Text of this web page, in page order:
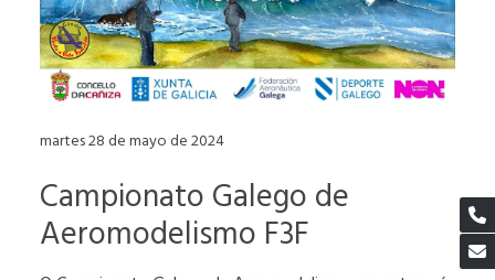
martes 28 de mayo de 2024
Campionato Galego de
Aeromodelismo F3F